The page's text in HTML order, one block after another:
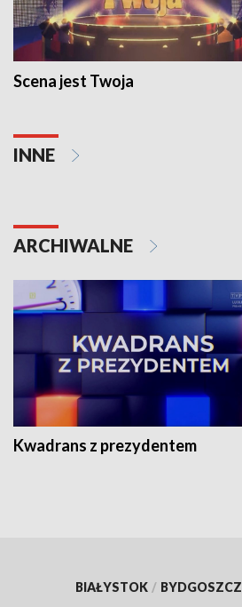
Scena jest Twoja
INNE
ARCHIWALNE
Kwadrans z prezydentem
BIAŁYSTOK / BYDGOSZCZ